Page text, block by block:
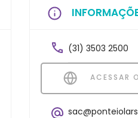
(31) 3503 2500
ACESSAR